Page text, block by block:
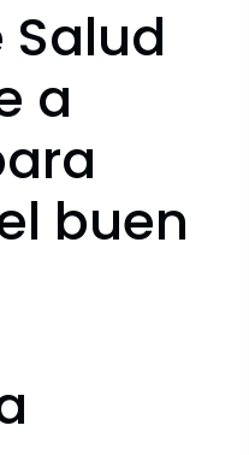
Salud
a
buen